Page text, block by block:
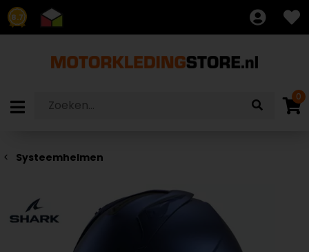
8.7
0
Systeemhelmen